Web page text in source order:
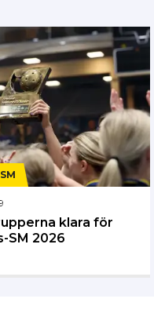
klara för
SM 2026